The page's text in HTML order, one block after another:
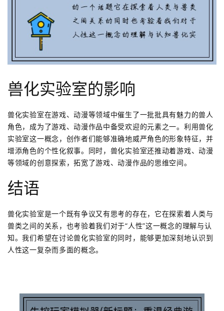
兽化实验室的影响
兽化实验室在游戏、动漫等领域中催生了一批批具有魅力的兽人
角色，成为了游戏、动漫作品中备受欢迎的元素之一。利用兽化
实验室这一概念，创作者们能够准确地威严角色的形象特征，并
增添角色的个性化叙事。同时，兽化实验室还推动着游戏、动漫
等领域的创意探索，拓宽了游戏、动漫作品的思维空间。
结语
兽化实验室是一个既有争议又有思考的存在，它在探索着人类与
兽类之间的关系，也考验着我们对于“人性”这一概念的理解与认
知。我们希望在讨论兽化实验室的同时，能够更加深刻地认识到
人性这一复杂而多面的概念。